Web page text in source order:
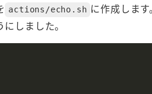
actions/echo.sh に作成します。
しました。